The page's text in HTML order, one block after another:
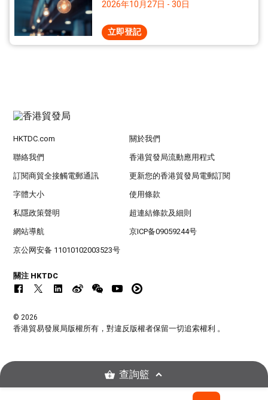
2026年10月27日 - 30日
立即登記
HKTDC.com 關於我們
聯絡我們 香港貿發局流動應用程式
訂閱商貿全接觸電郵通訊 更新您的香港貿發局電郵訂閱
字體大小 使用條款
私隱政策聲明 超連結條款及細則
網站導航 京ICP备09059244号
京公网安备 11010102003523号
關注 HKTDC
© 2026
香港貿易發展局版權所有，對違反版權者保留一切追索權利 。
查詢籃